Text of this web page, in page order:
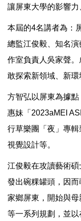
讓屏東大學的影響力
本屆的4名講者為：
總監江俊毅、知名
作室負責人吳家聲
敢探索新領域、新環
方智弘以屏東為據
惠妹「2023aMEI
行草樂團「夜」專
視覺設計等。
江俊毅在攻讀藝術
發出碗粿罐頭，因
家鄉屏東，開始與
等一系列規劃，並